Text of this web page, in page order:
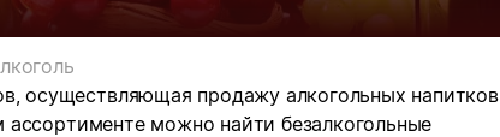
осуществляющая продажу алкогольных напитков
можно найти безалкогольные